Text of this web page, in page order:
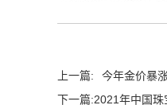
上一篇:
今年金价暴
下一篇:2021年中国珠